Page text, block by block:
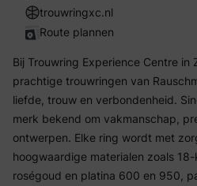
trouwringxc.nl
Route plannen
Bij Trouwring Experience Centre
prachtige trouwringen van
liefde, trouw en verbondenheid.
merk bekend om vakmanschap,
ontwerpen. Elke ring wordt met
hoogwaardige materialen zoals
roségoud en platina 600 en 950,